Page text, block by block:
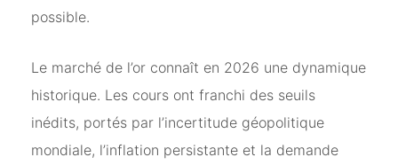
possible.
Le marché de l’or connaît en 2026 une dynamique
historique. Les cours ont franchi des seuils
inédits, portés par l’incertitude géopolitique
mondiale, l’inflation persistante et la demande